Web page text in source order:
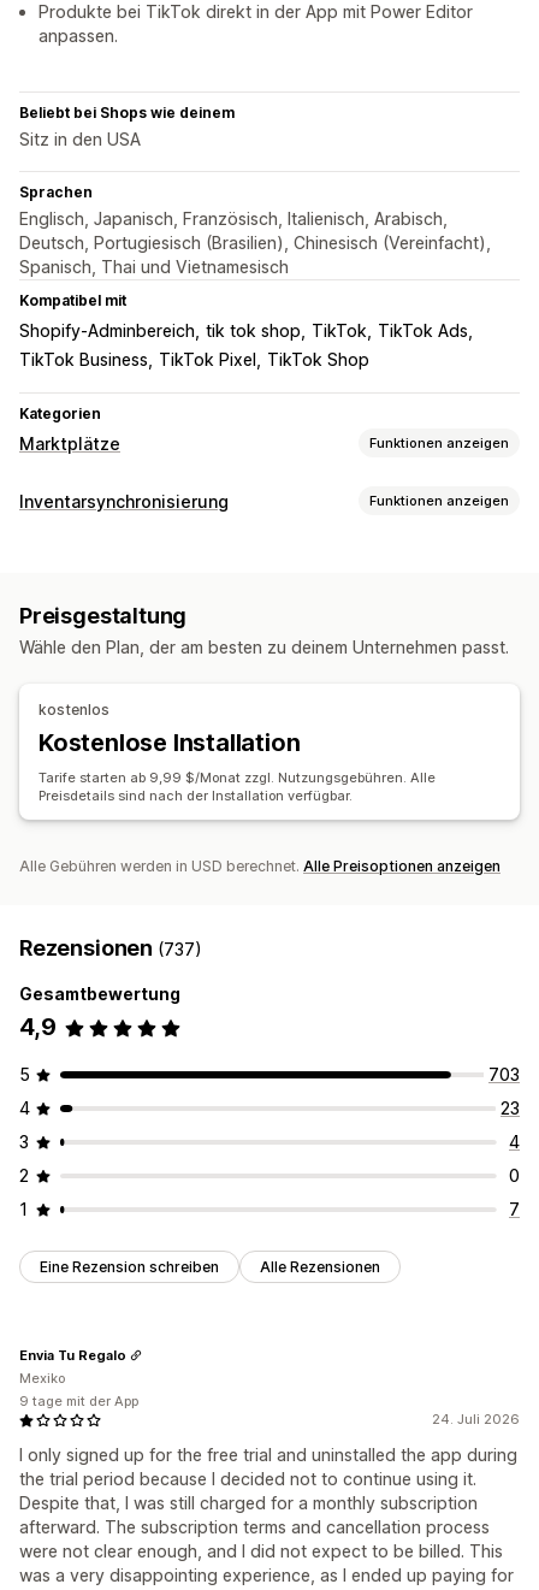
Produkte bei TikTok direkt in der App mit Power Editor
anpassen.
Beliebt bei Shops wie deinem
Sitz in den USA
Sprachen
Englisch, Japanisch, Französisch, Italienisch, Arabisch,
Deutsch, Portugiesisch (Brasilien), Chinesisch (Vereinfacht),
Spanisch, Thai und Vietnamesisch
Kompatibel mit
Shopify-Adminbereich tik tok shop TikTok TikTok Ads
TikTok Business
TikTok Pixel TikTok Shop
Kategorien
Marktplätze Funktionen anzeigen
Angebotsmanagement
Bestellverwaltung
Bestellungsgenehmigung
Trackingsynchronisierung
Einheitliches Dashboard
Inventarsynchronisierung Funktionen anzeigen
Mehrere Shops Automatisch
Preisgestaltung
Wähle den Plan, der am besten zu deinem Unternehmen passt.
kostenlos
Kostenlose Installation
Tarife starten ab 9,99 $/Monat zzgl. Nutzungsgebühren. Alle
Preisdetails sind nach der Installation verfügbar.
Alle Gebühren werden in USD berechnet. Alle Preisoptionen anzeigen
Rezensionen (737)
Gesamtbewertung
4,9
5
703
4
23
3
4
2
0
1
7
Eine Rezension schreiben Alle Rezensionen
24. Juli 2026
I only signed up for the free trial and uninstalled the app during
the trial period because I decided not to continue using it.
Despite that, I was still charged for a monthly subscription
afterward. The subscription terms and cancellation process
were not clear enough, and I did not expect to be billed. This
was a very disappointing experience, as I ended up paying for
Envia Tu Regalo
Mexiko
9 tage mit der App